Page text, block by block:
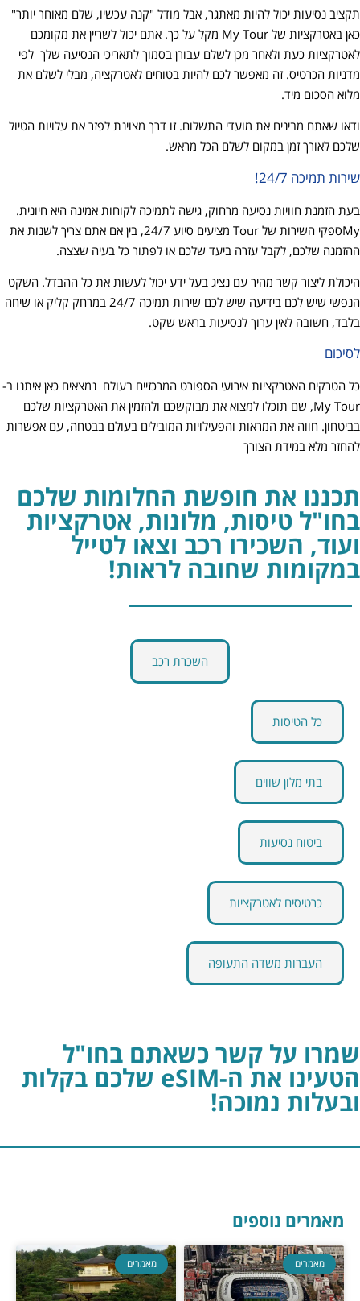
תקציב נסיעות יכול להיות מאתגר, אבל מודל "קנה עכשיו, שלם מאוחר יותר"
כאן באטרקציות של My Tour מקל על כך. אתם יכול לשריין את מקומכם
לאטרקציות כעת ולאחר מכן לשלם עבורן בסמוך לתאריכי הנסיעה שלך לפי
מדניות הכרטיס. זה מאפשר לכם להיות בטוחים לאטרקציה, מבלי לשלם את
מלוא הסכום מיד.
ודאו שאתם מבינים את מועדי התשלום. זו דרך מצוינת לפזר את עלויות הטיול
שלכם לאורך זמן במקום לשלם הכל מראש.
שירות תמיכה 24/7!
בעת הזמנת חוויות נסיעה מרחוק, גישה לתמיכה לקוחות אמינה היא חיונית.
Myספקי השירות של Tour מציעים סיוע 24/7, בין אם אתם צריך לשנות את
ההזמנה שלכם, לקבל עזרה ביעד שלכם או לפתור כל בעיה שצצה.
היכולת ליצור קשר מהיר עם נציג בעל ידע יכול לעשות את כל ההבדל. השקט
הנפשי שיש לכם בידיעה שיש לכם שירות תמיכה 24/7 במרחק קליק או שיחה
בלבד, חשובה לאין ערוך לנסיעות בראש שקט.
לסיכום
כל הטרקים האטרקציות אירועי הספורט המרכזיים בעולם נמצאים כאן איתנו ב-
My Tour, שם תוכלו למצוא את מבוקשכם ולהזמין את האטרקציות שלכם
בביטחון. חווה את המראות והפעילויות המובילים בעולם בבטחה, עם אפשרות
להחזר מלא במידת הצורך
תכננו את חופשת החלומות שלכם
בחו"ל טיסות, מלונות, אטרקציות
ועוד, השכירו רכב וצאו לטייל
במקומות שחובה לראות!
השכרת רכב
כל הטיסות
בתי מלון שווים
ביטוח נסיעות
כרטיסים לאטרקציות
העברות משדה התעופה
שמרו על קשר כשאתם בחו"ל
הטעינו את ה-eSIM שלכם בקלות
ובעלות נמוכה!
מאמרים נוספים
מאמרים מאמרים